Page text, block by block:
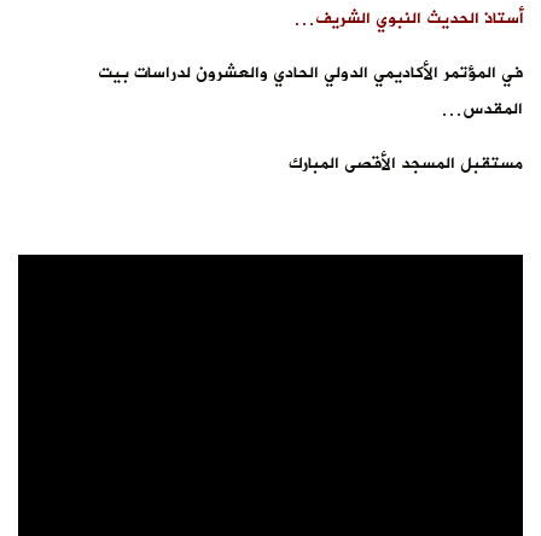
أستاذ الحديث النبوي الشريف…
في المؤتمر الأكاديمي الدولي الحادي والعشرون لدراسات بيت
المقدس…
مستقبل المسجد الأقصى المبارك